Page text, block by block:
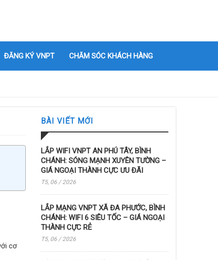
ĐĂNG KÝ VNPT CHĂM SÓC KHÁCH HÀNG
cơ
BÀI VIẾT MỚI
LẮP WIFI VNPT AN PHÚ TÂY, BÌNH
CHÁNH: SÓNG MẠNH XUYÊN TƯỜNG –
GIÁ NGOẠI THÀNH CỰC ƯU ĐÃI
T5, 06 / 2026
LẮP MẠNG VNPT XÃ ĐA PHƯỚC, BÌNH
CHÁNH: WIFI 6 SIÊU TỐC – GIÁ NGOẠI
THÀNH CỰC RẺ
T5, 06 / 2026